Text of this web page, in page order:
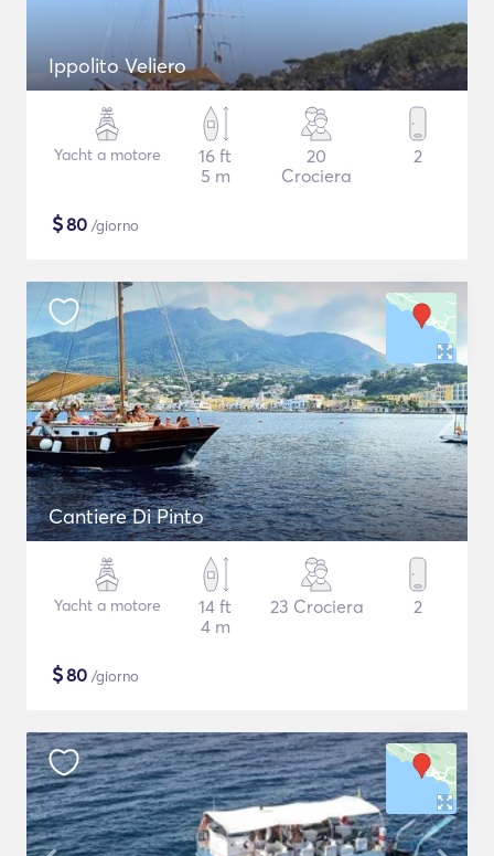
Ippolito Veliero
Yacht a motore
16 ft
5 m
20
Crociera
2
$80 /giorno
Cantiere Di Pinto
Yacht a motore
14 ft
4 m
23 Crociera 2
$80 /giorno